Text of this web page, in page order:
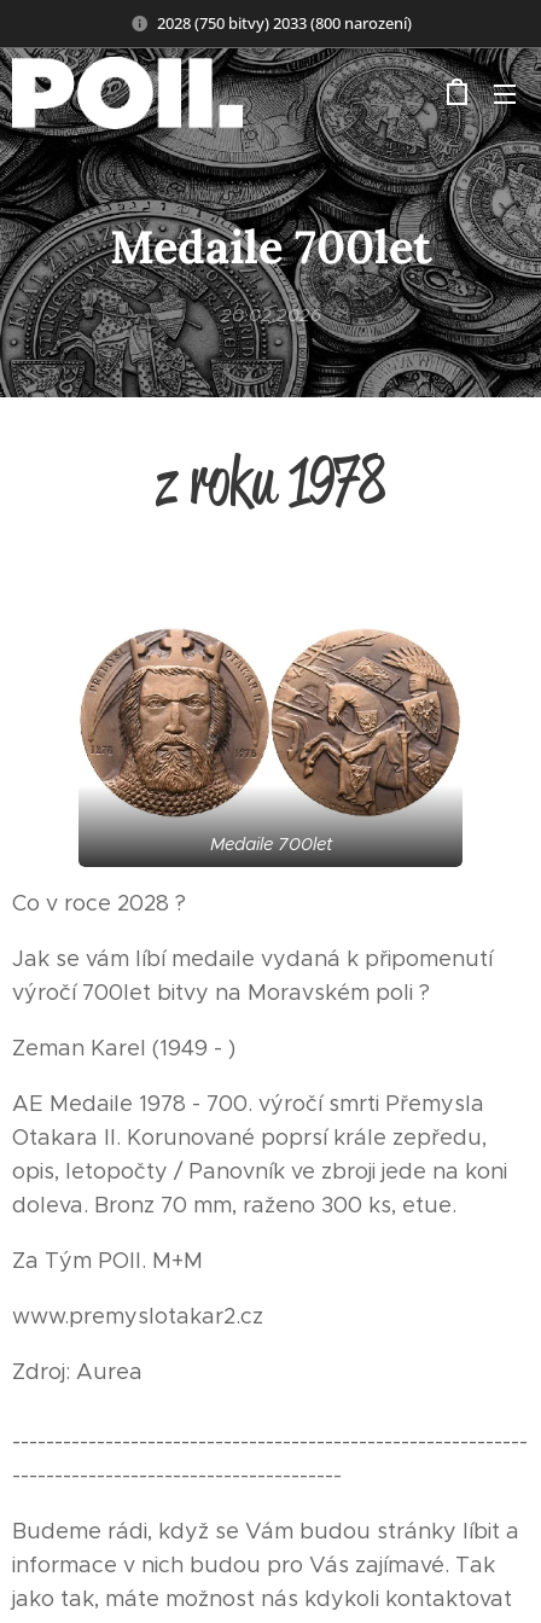
2028 (750 bitvy) 2033 (800 narození)
Medaile 700let
20.02.2026
z roku 1978
Medaile 700let
Co v roce 2028 ?
Jak se vám líbí medaile vydaná k připomenutí
výročí 700let bitvy na Moravském poli ?
Zeman Karel (1949 - )
AE Medaile 1978 - 700. výročí smrti Přemysla
Otakara II. Korunované poprsí krále zepředu,
opis, letopočty / Panovník ve zbroji jede na koni
doleva. Bronz 70 mm, raženo 300 ks, etue.
Za Tým POII. M+M
www.premyslotakar2.cz
Zdroj: Aurea
-------------------------------------------------------------
---------------------------------------
Budeme rádi, když se Vám budou stránky líbit a
informace v nich budou pro Vás zajímavé. Tak
jako tak, máte možnost nás kdykoli kontaktovat